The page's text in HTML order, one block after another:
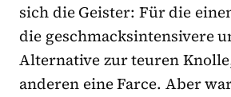
sich die Geister: Für die
die geschmacksintensivere
Alternative zur teuren
anderen eine Farce. Aber